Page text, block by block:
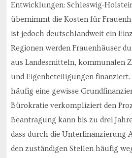
Entwicklungen: Schleswig-
übernimmt die Kosten für
ist jedoch deutschlandweit ein
Regionen werden Frauenhäuser
aus Landesmitteln, kommunalen
und Eigenbeteiligungen
häufig eine gewisse
Bürokratie verkompliziert den
Beantragung kann bis zu drei
dass durch die Unterfinanzierung
den zuständigen Stellen häufig